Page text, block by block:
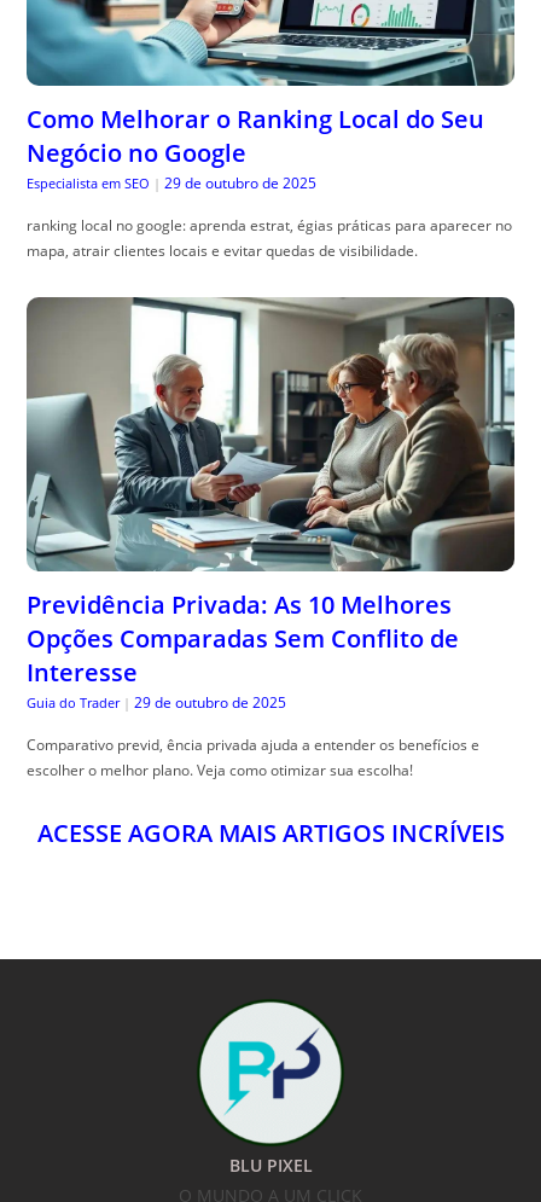
Como Melhorar o Ranking Local do Seu
Negócio no Google
Especialista em SEO | 29 de outubro de 2025
ranking local no google: aprenda estrat, égias práticas para aparecer no
mapa, atrair clientes locais e evitar quedas de visibilidade.
Previdência Privada: As 10 Melhores
Opções Comparadas Sem Conflito de
Interesse
Guia do Trader | 29 de outubro de 2025
Comparativo previd, ência privada ajuda a entender os benefícios e
escolher o melhor plano. Veja como otimizar sua escolha!
ACESSE AGORA MAIS ARTIGOS INCRÍVEIS
BLU PIXEL
O MUNDO A UM CLICK